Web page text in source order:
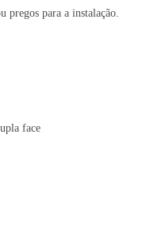
pregos para a instalação.
face